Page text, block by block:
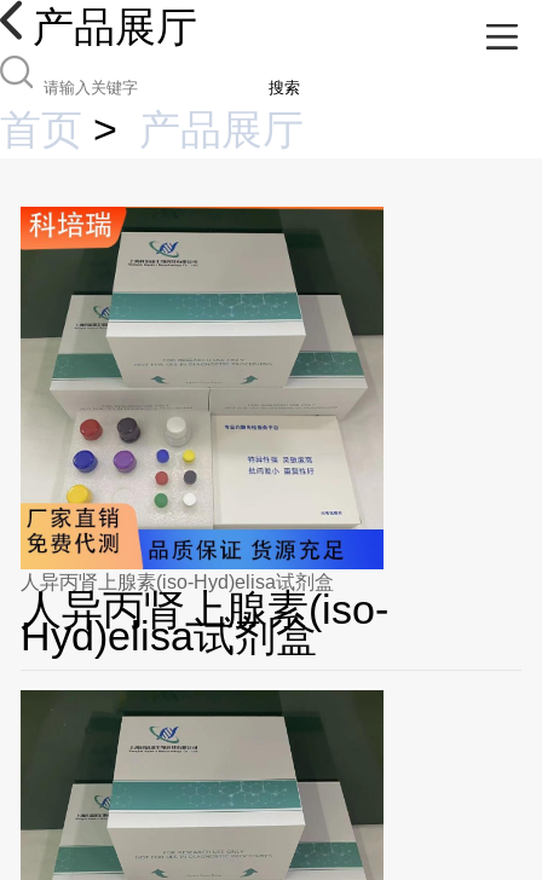
产品展厅
搜索
首页 > 产品展厅
人异丙肾上腺素(iso-Hyd)elisa试剂盒
人异丙肾上腺素(iso-
Hyd)elisa试剂盒